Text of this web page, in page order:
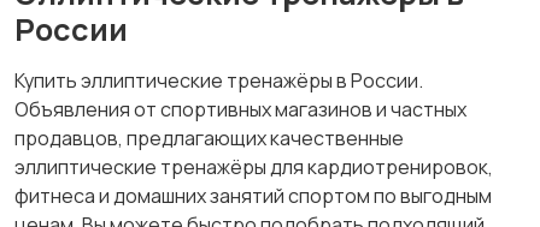
Велотренажеры Беговые дорожки
России
Купить эллиптические тренажёры в России.
Объявления от спортивных магазинов и частных
продавцов, предлагающих качественные
эллиптические тренажёры для кардиотренировок,
фитнеса и домашних занятий спортом по выгодным